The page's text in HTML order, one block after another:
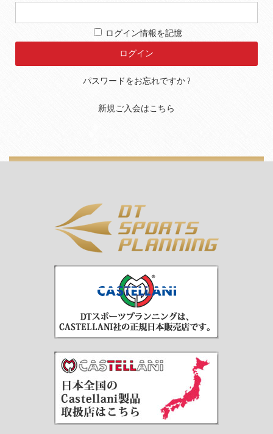
ログイン情報を記憶
パスワードをお忘れですか ?
新規ご入会はこちら